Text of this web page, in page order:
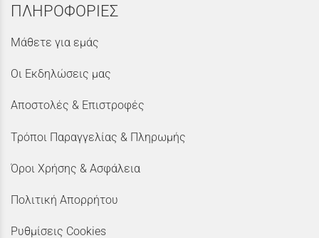
ΠΛΗΡΟΦΟΡΙΕΣ
Μάθετε για εμάς
Οι Εκδηλώσεις μας
Αποστολές & Επιστροφές
Τρόποι Παραγγελίας & Πληρωμής
Όροι Χρήσης & Ασφάλεια
Πολιτική Απορρήτου
Ρυθμίσεις Cookies